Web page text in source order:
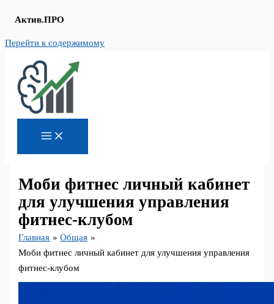
Актив.ПРО
Перейти к содержимому
Моби фитнес личный кабинет
для улучшения управления
фитнес-клубом
Главная
Общая
Моби фитнес личный кабинет для улучшения управления
фитнес-клубом